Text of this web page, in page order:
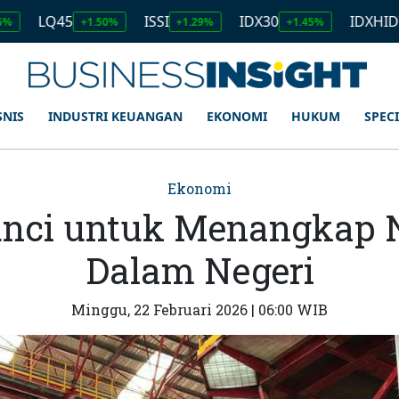
+1.50% ISSI +1.29% IDX30 +1.45% IDXHIDIV20
INDUSTRI KEUANGAN EKONOMI HUKUM
Ekonomi
untuk Menangkap
Dalam Negeri
Minggu, 22 Februari 2026 | 06:00 WIB